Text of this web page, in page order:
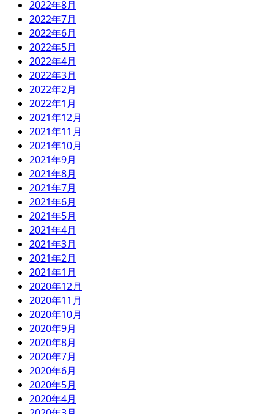
2022年8月
2022年7月
2022年6月
2022年5月
2022年4月
2022年3月
2022年2月
2022年1月
2021年12月
2021年11月
2021年10月
2021年9月
2021年8月
2021年7月
2021年6月
2021年5月
2021年4月
2021年3月
2021年2月
2021年1月
2020年12月
2020年11月
2020年10月
2020年9月
2020年8月
2020年7月
2020年6月
2020年5月
2020年4月